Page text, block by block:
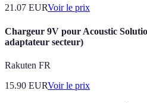
21.07 EURVoir le prix
Chargeur 9V pour Acoustic
adaptateur secteur)
Rakuten FR
15.90 EURVoir le prix